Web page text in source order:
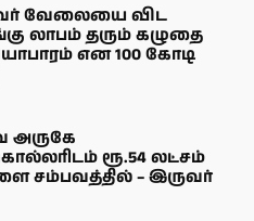
வேலையை விட
லாபம் தரும் கழுதை
என 100 கோடி
ரூ.54 லட்சம்
சம்பவத்தில் – இருவர்